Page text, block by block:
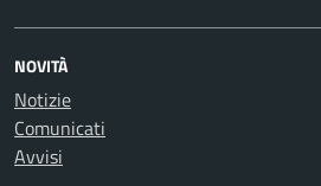
NOVITÀ
Notizie
Comunicati
Avvisi